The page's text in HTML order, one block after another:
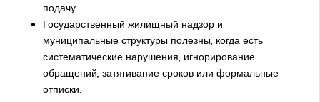
подачу.
Государственный жилищный надзор и
муниципальные структуры полезны, когда есть
систематические нарушения, игнорирование
обращений, затягивание сроков или формальные
отписки.